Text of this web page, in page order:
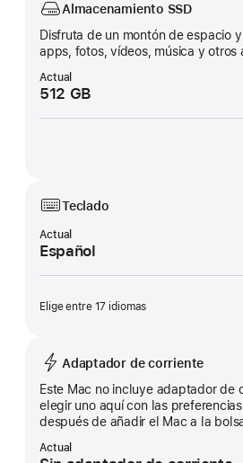
Almacenamiento SSD
Disfruta de un montón de espacio
apps, fotos, vídeos, música y otros
Actual
512 GB
Teclado
Actual
Español
Elige entre 17 idiomas
Adaptador de corriente
Este Mac no incluye adaptador de
elegir uno aquí con las
después de añadir el Mac a la
Actual